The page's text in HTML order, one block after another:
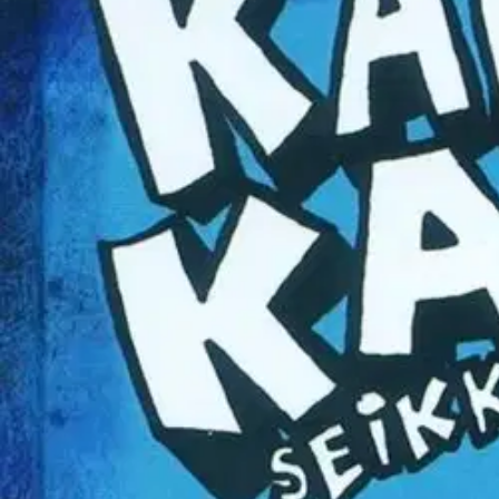
Asiakasomistaja-alennus -15 %
Avaa kuva suurempana
Karusellin nuolipainikkeet
Tammi
Pilkey, Kapteeni Kalsari
15,17 €
Asiakasomistajahinta
Hinta ilman S-Etukorttia:
17,85 €
Verkkokaupan hinta
Valitse toimitustapa